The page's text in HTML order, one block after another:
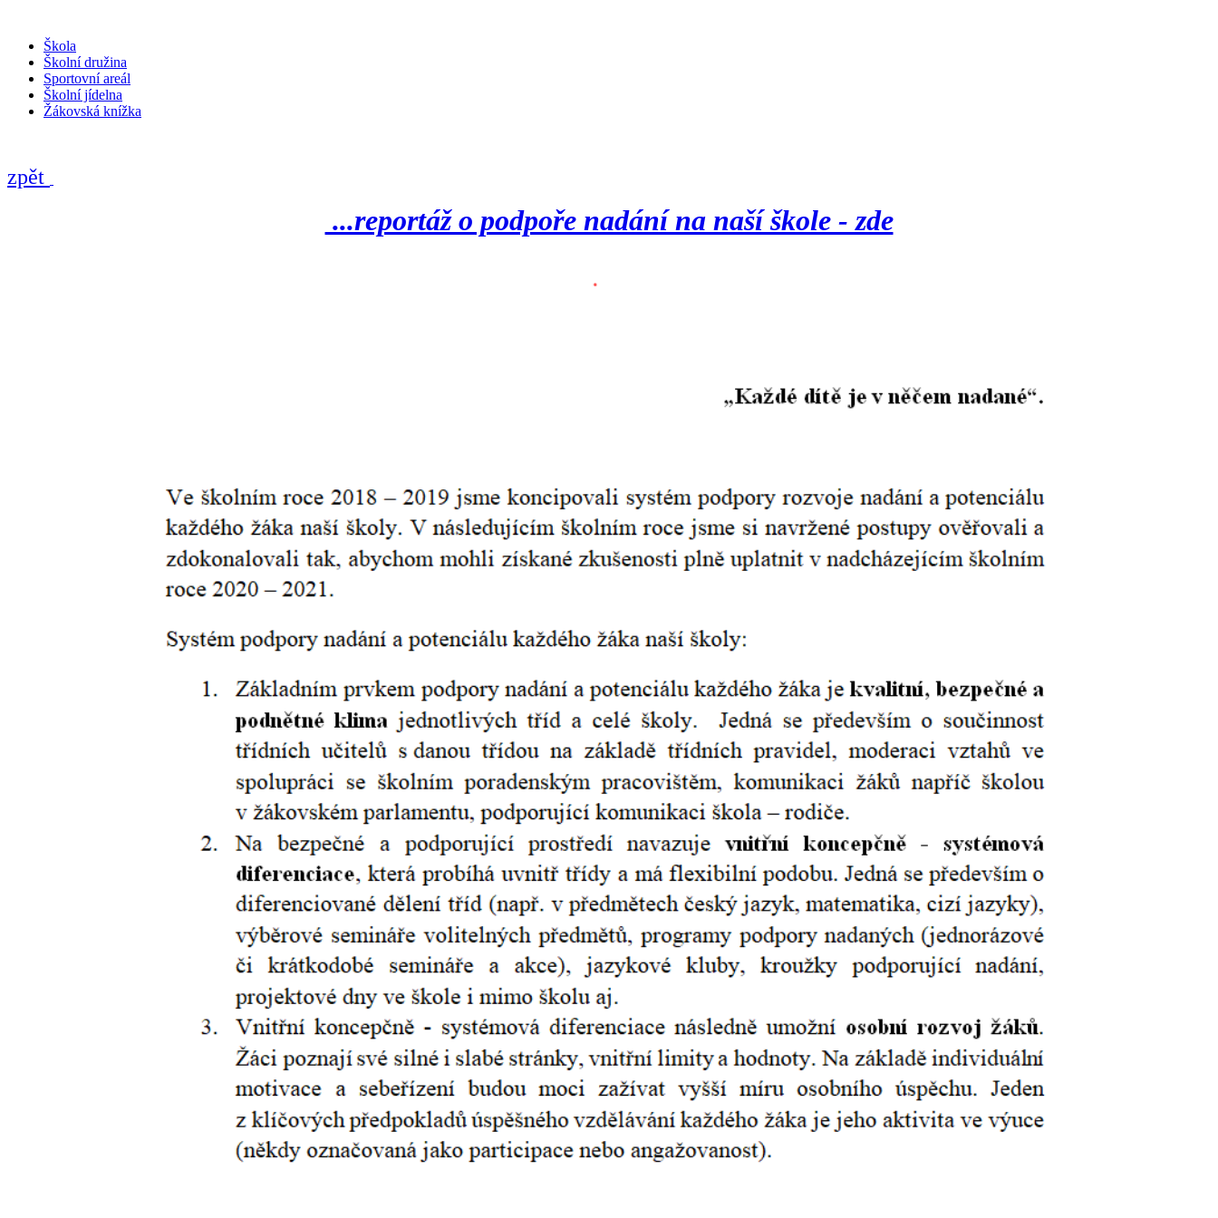
Škola
Školní družina
Sportovní areál
Školní jídelna
Žákovská knížka
zpět
...reportáž o podpoře nadání na naší škole - zde